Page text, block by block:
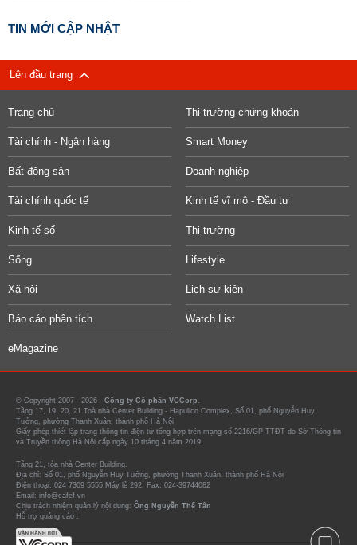
TIN MỚI CẬP NHẬT
Lên đầu trang
Trang chủ Thị trường chứng khoán
Tài chính - Ngân hàng Smart Money
Bất động sản Doanh nghiệp
Tài chính quốc tế Kinh tế vĩ mô - Đầu tư
Kinh tế số Thị trường
Sống Lifestyle
Xã hội Lịch sự kiện
Báo cáo phân tích Watch List
eMagazine
© Copyright 2007 - 2026 - Công ty Cổ phần VCCorp.
Tầng 17, 19, 20, 21 Toà nhà Center Building - Hapulico Complex, Số 01, phố Nguyễn Huy
Tưởng, phường Thanh Xuân, thành phố Hà Nội
Giấy phép thiết lập trang thông tin điện tử tổng hợp trên mạng số 2216/GP-TTĐT do Sở Thông tin
và Truyền thông Hà Nội cấp ngày 10 tháng 4 năm 2019.
Tầng 21, tòa nhà Center Building.
Địa chỉ: Số 01, phố Nguyễn Huy Tưởng, phường Thanh Xuân, thành phố Hà Nội
Điện thoại: 024 7309 5555 Máy lẻ 292. Fax: 024-39744082
Email: info@cafef.vn
Chịu trách nhiệm quản lý nội dung: Ông Nguyễn Thế Tân
Hỗ trợ quảng cáo :